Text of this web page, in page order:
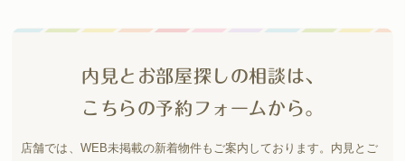
内見とお部屋探しの相談は、
こちらの予約フォームから。
店舗では、WEB未掲載の新着物件もご案内しております。 内見とご